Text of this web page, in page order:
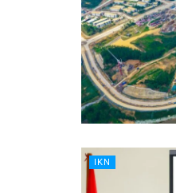
IKN